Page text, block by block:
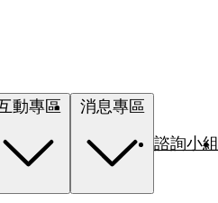
諮詢小組